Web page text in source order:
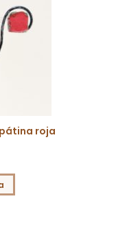
roja